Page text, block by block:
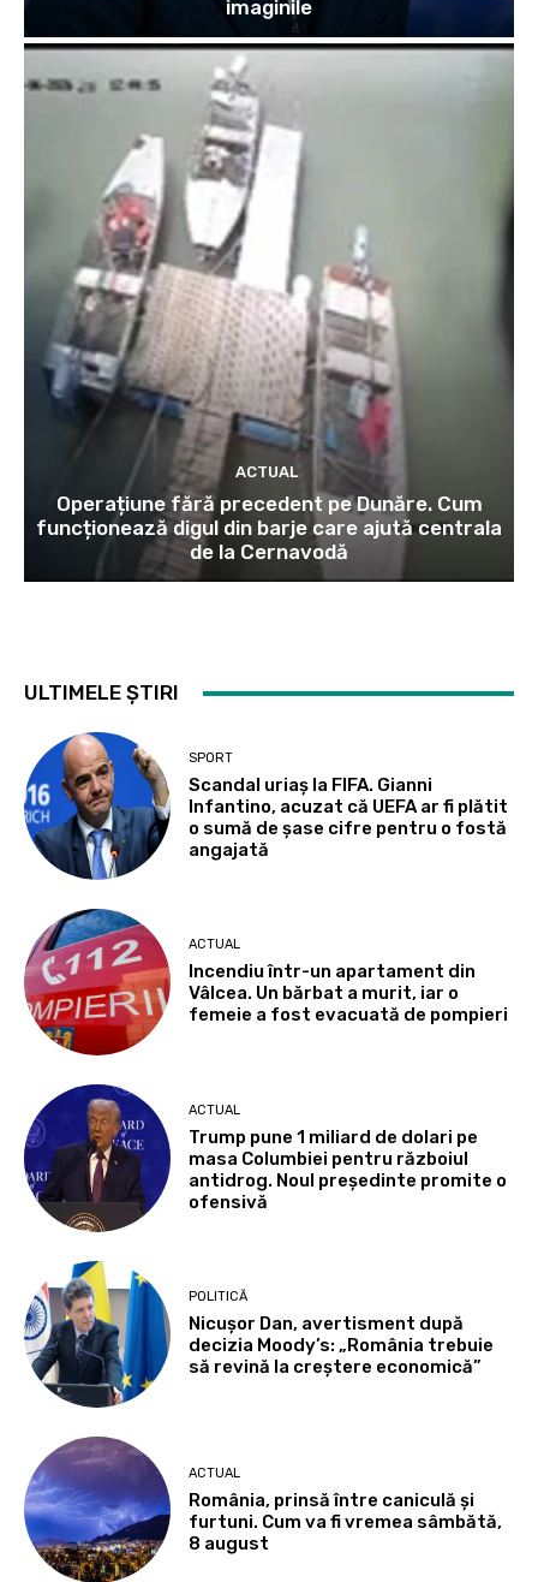
imaginile
ACTUAL
Operațiune fără precedent pe Dunăre. Cum
funcționează digul din barje care ajută centrala
de la Cernavodă
ULTIMELE ȘTIRI
SPORT
Scandal uriaș la FIFA. Gianni
Infantino, acuzat că UEFA ar fi plătit
o sumă de șase cifre pentru o fostă
angajată
ACTUAL
Incendiu într-un apartament din
Vâlcea. Un bărbat a murit, iar o
femeie a fost evacuată de pompieri
ACTUAL
Trump pune 1 miliard de dolari pe
masa Columbiei pentru războiul
antidrog. Noul președinte promite o
ofensivă
POLITICĂ
Nicușor Dan, avertisment după
decizia Moody’s: „România trebuie
să revină la creștere economică”
ACTUAL
România, prinsă între caniculă și
furtuni. Cum va fi vremea sâmbătă,
8 august